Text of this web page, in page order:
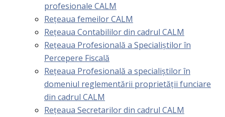
profesionale CALM
Rețeaua femeilor CALM
Rețeaua Contabililor din cadrul CALM
Rețeaua Profesională a Specialiștilor în
Percepere Fiscală
Reţeaua Profesională a specialiştilor în
domeniul reglementării proprietăţii funciare
din cadrul CALM
Rețeaua Secretarilor din cadrul CALM